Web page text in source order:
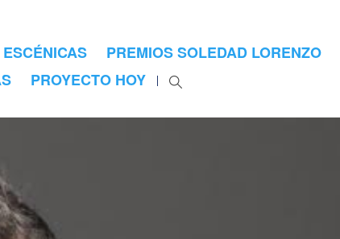
PREMIOS SOLEDAD LORENZO
PROYECTO HOY